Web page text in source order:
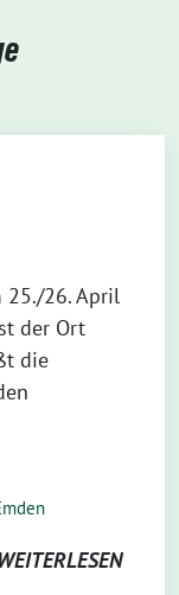
25./26. April
der Ort
die
WEITERLESEN